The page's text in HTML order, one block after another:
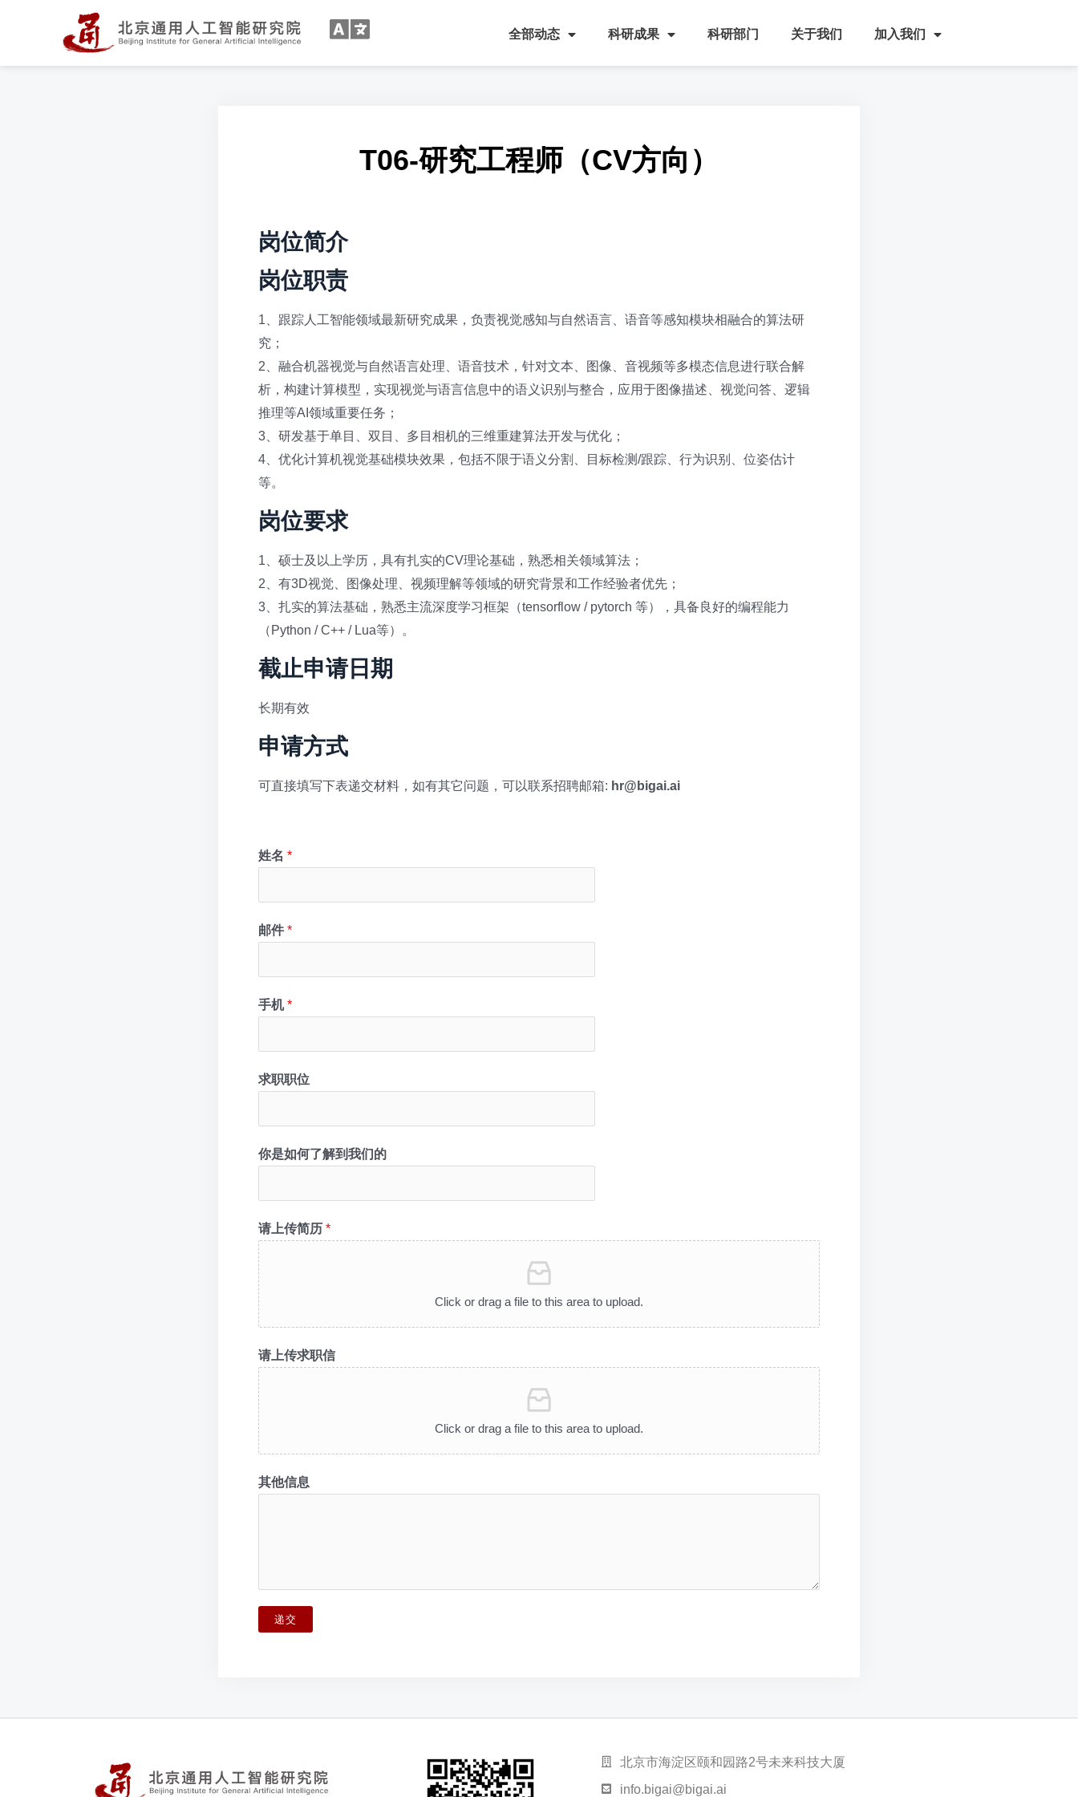
全部动态 科研成果 科研部门 关于我们 加入我们
T06-研究工程师（CV方向）
岗位简介
岗位职责
1、跟踪人工智能领域最新研究成果，负责视觉感知与自然语言、语音等感知模块相融合的算法研
究；
2、融合机器视觉与自然语言处理、语音技术，针对文本、图像、音视频等多模态信息进行联合解
析，构建计算模型，实现视觉与语言信息中的语义识别与整合，应用于图像描述、视觉问答、逻辑
推理等AI领域重要任务；
3、研发基于单目、双目、多目相机的三维重建算法开发与优化；
4、优化计算机视觉基础模块效果，包括不限于语义分割、目标检测/跟踪、行为识别、位姿估计
等。
岗位要求
1、硕士及以上学历，具有扎实的CV理论基础，熟悉相关领域算法；
2、有3D视觉、图像处理、视频理解等领域的研究背景和工作经验者优先；
3、扎实的算法基础，熟悉主流深度学习框架（tensorflow / pytorch 等），具备良好的编程能力
（Python / C++ / Lua等）。
截止申请日期
长期有效
申请方式
可直接填写下表递交材料，如有其它问题，可以联系招聘邮箱: hr@bigai.ai
姓名 *
邮件 *
手机*
求职职位
你是如何了解到我们的
请上传简历 *
Click or drag a file to this area to upload.
请上传求职信
Click or drag a file to this area to upload.
其他信息
递交
北京市海淀区颐和园路2号未来科技大厦
info.bigai@bigai.ai